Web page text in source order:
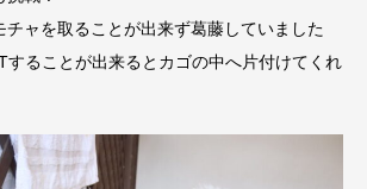
チャを取ることが出来ず葛藤していました
することが出来るとカゴの中へ片付けてくれ